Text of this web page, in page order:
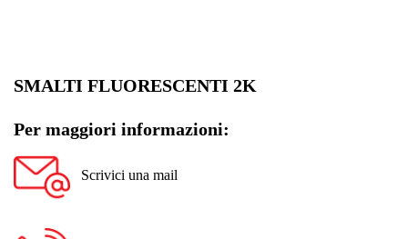
SMALTI FLUORESCENTI 2K
Per maggiori informazioni:
Scrivici una mail